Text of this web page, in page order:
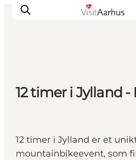
Oplevelser
Kalender
Transport
12 timer i Jylland -
12 timer i Jylland er et
mountainbikeevent, som